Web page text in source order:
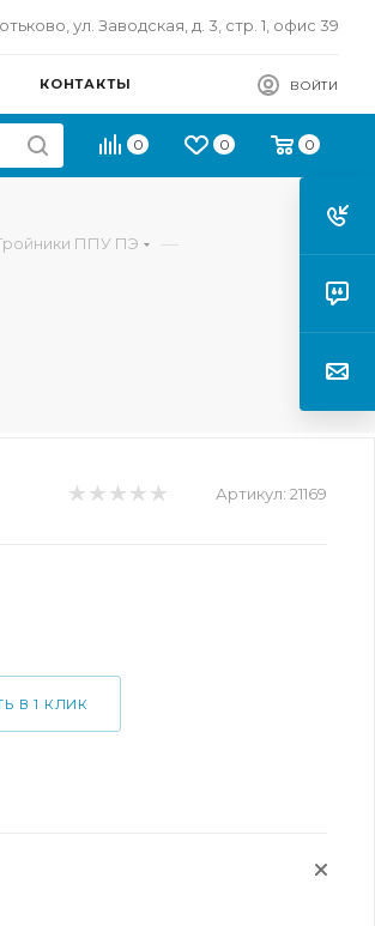
ул. Заводская, д. 3, стр. 1, офис 39
КОНТАКТЫ ВОЙТИ
0 0 0
ППУ ПЭ —
Артикул: 21169
В 1 КЛИК